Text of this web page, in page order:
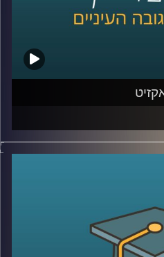
סטארטאפ שנמכרות
את הנתונים
את המושגים
בהצלחה ומסביר